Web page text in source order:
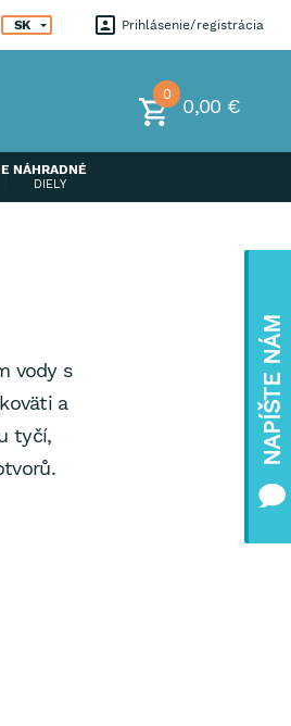
Prihlásenie registrácia
SK
0
0,00 €
NÁHRADNÉ
DIELY
vody s
a
tyčí,
NAPÍŠTE NÁM